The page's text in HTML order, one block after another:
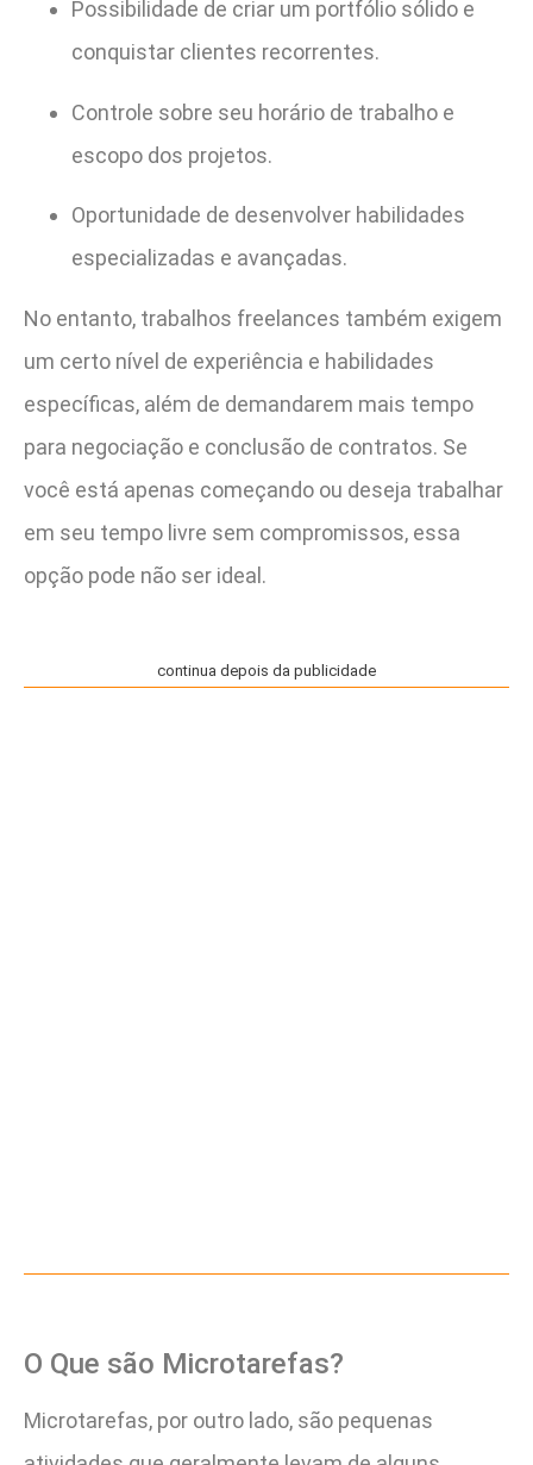
Possibilidade de criar um portfólio sólido e
conquistar clientes recorrentes.
Controle sobre seu horário de trabalho e
escopo dos projetos.
Oportunidade de desenvolver habilidades
especializadas e avançadas.
No entanto, trabalhos freelances também exigem
um certo nível de experiência e habilidades
específicas, além de demandarem mais tempo
para negociação e conclusão de contratos. Se
você está apenas começando ou deseja trabalhar
em seu tempo livre sem compromissos, essa
opção pode não ser ideal.
continua depois da publicidade
O Que são Microtarefas?
Microtarefas, por outro lado, são pequenas